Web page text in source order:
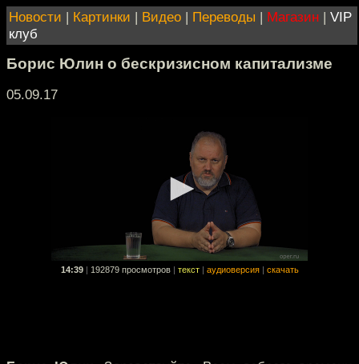
Новости | Картинки | Видео | Переводы | Магазин | VIP
клуб
Борис Юлин о бескризисном капитализме
05.09.17
14:39 192879 просмотров текст аудиоверсия скачать